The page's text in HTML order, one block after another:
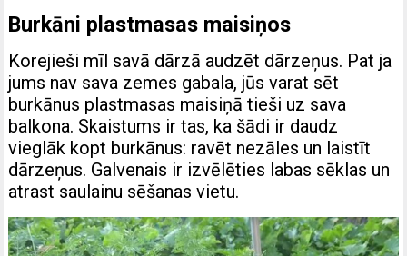
Burkāni plastmasas maisiņos
Korejieši mīl savā dārzā audzēt dārzeņus. Pat ja
jums nav sava zemes gabala, jūs varat sēt
burkānus plastmasas maisiņā tieši uz sava
balkona. Skaistums ir tas, ka šādi ir daudz
vieglāk kopt burkānus: ravēt nezāles un laistīt
dārzeņus. Galvenais ir izvēlēties labas sēklas un
atrast saulainu sēšanas vietu.